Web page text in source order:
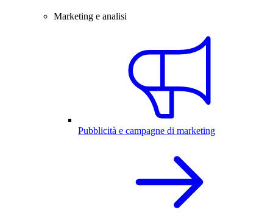
Marketing e analisi
Pubblicità e campagne di marketing